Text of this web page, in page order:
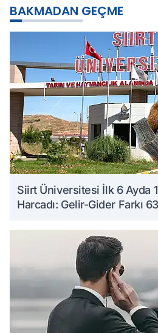
BAKMADAN GEÇME
Siirt Üniversitesi İlk 6 Ayda
Harcadı: Gelir-Gider Farkı